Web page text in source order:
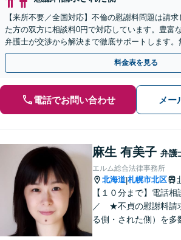
【来所不要／全国対応】不倫の慰謝料問題は請
た方の双方に相談料0円で対応しています。豊富
弁護士が交渉から解決まで徹底サポートします
手金の返還保証もありますので安心してご相談く
料金表を見る
電話でお問い合わせ メー
麻生 有美子 弁護
エルム総合法律事務所
北海道|札幌市北区
【１０分まで】電話相
／ ★不貞の慰謝料請
る側・された側）を多